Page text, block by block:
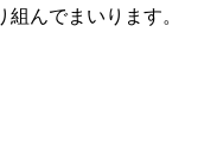
んでまいります。